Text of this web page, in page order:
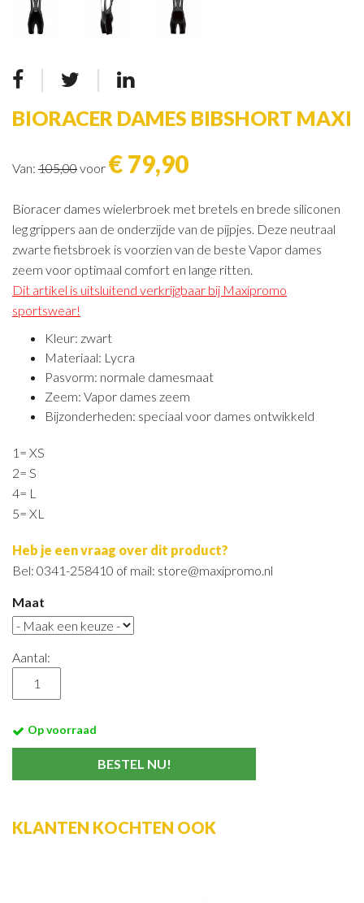
BIORACER DAMES BIBSHORT MAXI
Van: 105,00voor € 79,90
Bioracer dames wielerbroek met bretels en brede siliconen
leg grippers aan de onderzijde van de pijpjes. Deze neutraal
zwarte fietsbroek is voorzien van de beste Vapor dames
zeem voor optimaal comfort en lange ritten.
Dit artikel is uitsluitend verkrijgbaar bij Maxipromo
sportswear!
Kleur: zwart
Materiaal: Lycra
Pasvorm: normale damesmaat
Zeem: Vapor dames zeem
Bijzonderheden: speciaal voor dames ontwikkeld
1= XS
2= S
4= L
5= XL
Heb je een vraag over dit product?
Bel: 0341-258410 of mail: store@maxipromo.nl
Maat
Aantal:
Op voorraad
KLANTEN KOCHTEN OOK